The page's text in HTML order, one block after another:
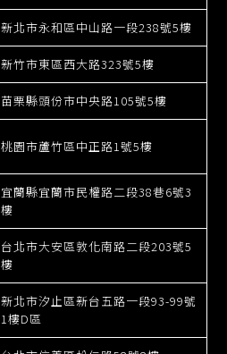
新北市永和區中山路一段238號5樓
新竹市東區西大路323號5樓
苗栗縣頭份市中央路105號5樓
桃園市蘆竹區中正路1號5樓
宜蘭縣宜蘭市民權路二段38巷6號3
樓
台北市大安區敦化南路二段203號5
樓
新北市汐止區新台五路一段93-99號
1樓D區